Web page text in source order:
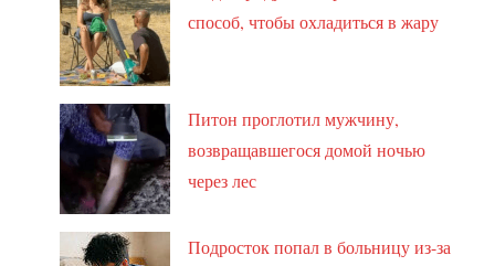
способ, чтобы охладиться в жару
Питон проглотил мужчину,
возвращавшегося домой ночью
через лес
Подросток попал в больницу из-за